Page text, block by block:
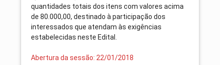
quantidades totais dos itens com valores acima
de 80.000,00, destinado à participação dos
interessados que atendam às exigências
estabelecidas neste Edital.
Abertura da sessão: 22/01/2018